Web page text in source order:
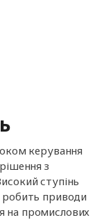
керування
з
ступінь
робить приводи
на промислових